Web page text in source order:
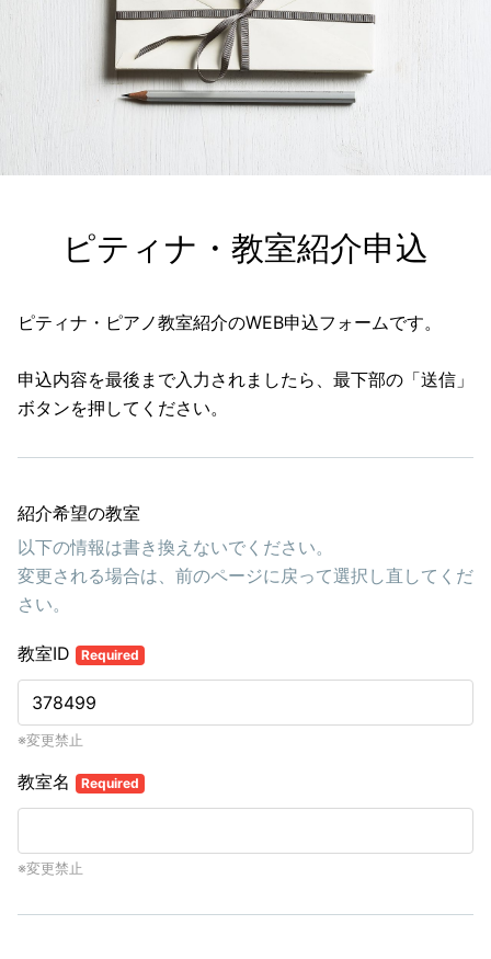
ピティナ・教室紹介申込
ピティナ・ピアノ教室紹介のWEB申込フォームです。
申込内容を最後まで入力されましたら、最下部の「送信」
ボタンを押してください。
紹介希望の教室
以下の情報は書き換えないでください。
変更される場合は、前のページに戻って選択し直してくだ
さい。
教室ID Required
※変更禁止
教室名 Required
※変更禁止